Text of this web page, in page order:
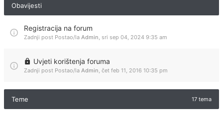
Obavijesti
Registracija na forum
Zadnji post Postao/la Admin, sri sep 04, 2024 9:35 am
Uvjeti korištenja foruma
Zadnji post Postao/la Admin, čet feb 11, 2016 10:35 pm
Teme 17 tema